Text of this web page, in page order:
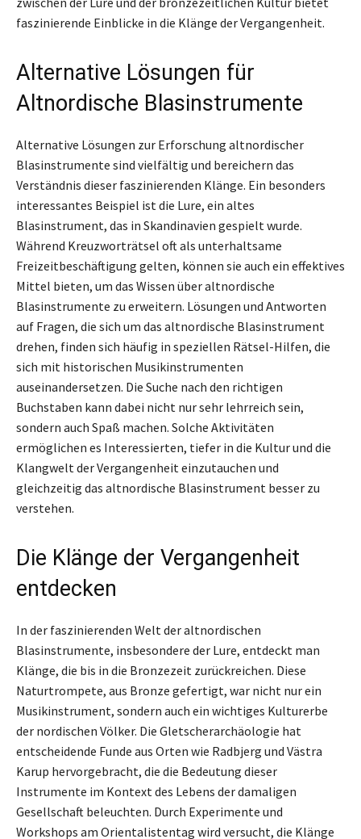
faszinierende Einblicke in die Klänge der Vergangenheit.
Alternative Lösungen für
Altnordische Blasinstrumente
Alternative Lösungen zur Erforschung altnordischer
Blasinstrumente sind vielfältig und bereichern das
Verständnis dieser faszinierenden Klänge. Ein besonders
interessantes Beispiel ist die Lure, ein altes
Blasinstrument, das in Skandinavien gespielt wurde.
Während Kreuzworträtsel oft als unterhaltsame
Freizeitbeschäftigung gelten, können sie auch ein effektives
Mittel bieten, um das Wissen über altnordische
Blasinstrumente zu erweitern. Lösungen und Antworten
auf Fragen, die sich um das altnordische Blasinstrument
drehen, finden sich häufig in speziellen Rätsel-Hilfen, die
sich mit historischen Musikinstrumenten
auseinandersetzen. Die Suche nach den richtigen
Buchstaben kann dabei nicht nur sehr lehrreich sein,
sondern auch Spaß machen. Solche Aktivitäten
ermöglichen es Interessierten, tiefer in die Kultur und die
Klangwelt der Vergangenheit einzutauchen und
gleichzeitig das altnordische Blasinstrument besser zu
verstehen.
Die Klänge der Vergangenheit
entdecken
In der faszinierenden Welt der altnordischen
Blasinstrumente, insbesondere der Lure, entdeckt man
Klänge, die bis in die Bronzezeit zurückreichen. Diese
Naturtrompete, aus Bronze gefertigt, war nicht nur ein
Musikinstrument, sondern auch ein wichtiges Kulturerbe
der nordischen Völker. Die Gletscherarchäologie hat
entscheidende Funde aus Orten wie Radbjerg und Västra
Karup hervorgebracht, die die Bedeutung dieser
Instrumente im Kontext des Lebens der damaligen
Gesellschaft beleuchten. Durch Experimente und
Workshops am Orientalistentag wird versucht, die Klänge